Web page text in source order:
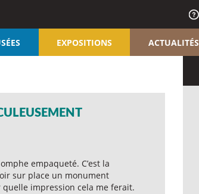
EXPOSITIONS ACTUALITÉS
empaqueté. C’est la
sur place un monument
quelle impression cela me ferait.